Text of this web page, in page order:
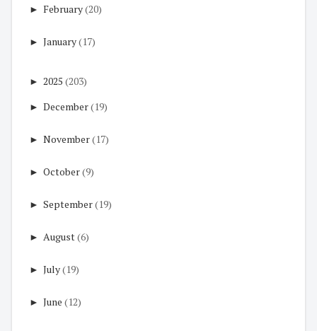
► February(20)
► January(17)
► 2025 (203)
► December(19)
► November(17)
► October(9)
► September(19)
► August(6)
► July(19)
► June (12)